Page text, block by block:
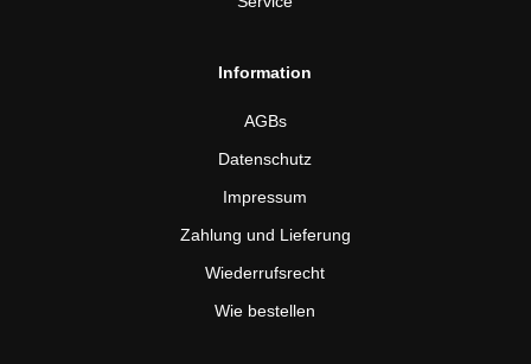
Information
AGBs
Datenschutz
Impressum
Zahlung und Lieferung
Wiederrufsrecht
Wie bestellen